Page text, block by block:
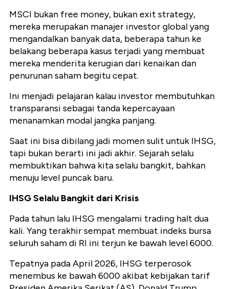
MSCI bukan free money, bukan exit strategy,
mereka merupakan manajer investor global yang
mengandalkan banyak data, beberapa tahun ke
belakang beberapa kasus terjadi yang membuat
mereka menderita kerugian dari kenaikan dan
penurunan saham begitu cepat.
Ini menjadi pelajaran kalau investor membutuhkan
transparansi sebagai tanda kepercayaan
menanamkan modal jangka panjang.
Saat ini bisa dibilang jadi momen sulit untuk IHSG,
tapi bukan berarti ini jadi akhir. Sejarah selalu
membuktikan bahwa kita selalu bangkit, bahkan
menuju level puncak baru.
IHSG Selalu Bangkit dari Krisis
Pada tahun lalu IHSG mengalami trading halt dua
kali. Yang terakhir sempat membuat indeks bursa
seluruh saham di RI ini terjun ke bawah level 6000.
Tepatnya pada April 2026, IHSG terperosok
menembus ke bawah 6000 akibat kebijakan tarif